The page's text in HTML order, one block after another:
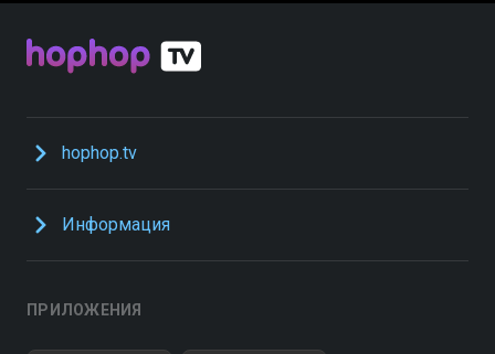
hophop.tv
Информация
ПРИЛОЖЕНИЯ